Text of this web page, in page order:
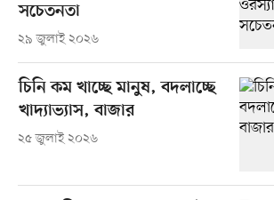
সচেতনতা
২৯ জুলাই ২০২৬
চিনি কম খাচ্ছে মানুষ, বদলাচ্ছে
খাদ্যাভ্যাস, বাজার
২৫ জুলাই ২০২৬